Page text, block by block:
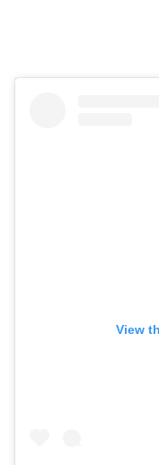
View